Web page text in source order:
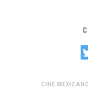
CINE MEXICANO